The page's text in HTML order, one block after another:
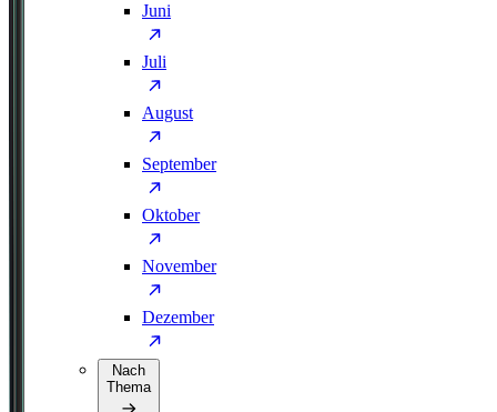
Juni
Juli
August
September
Oktober
November
Dezember
Nach
Thema